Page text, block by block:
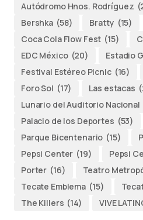
Autódromo Hnos. Rodríguez
Bershka (58) Bratty (15)
Coca Cola Flow Fest (15)
EDC México (20) Estadio
Festival Estéreo Picnic (16)
Foro Sol (17) Las estacas
Lunario del Auditorio Nacional
Palacio de los Deportes (53)
Parque Bicentenario (15)
Pepsi Center (19) Pepsi
Porter (16) Teatro
Tecate Emblema (15)
The Killers (14) VIVE